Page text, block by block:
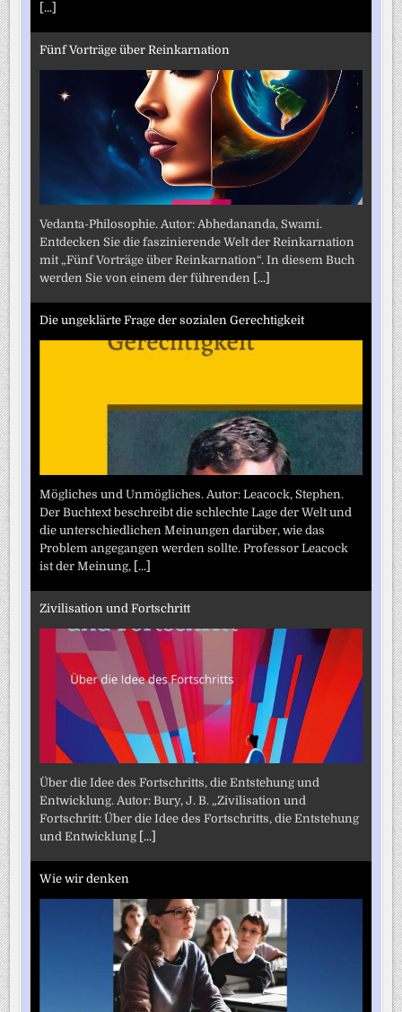
[...]
Fünf Vorträge über Reinkarnation
Vedanta-Philosophie. Autor: Abhedananda, Swami.
Entdecken Sie die faszinierende Welt der Reinkarnation
mit „Fünf Vorträge über Reinkarnation“. In diesem Buch
werden Sie von einem der führenden [...]
Die ungeklärte Frage der sozialen Gerechtigkeit
Mögliches und Unmögliches. Autor: Leacock, Stephen.
Der Buchtext beschreibt die schlechte Lage der Welt und
die unterschiedlichen Meinungen darüber, wie das
Problem angegangen werden sollte. Professor Leacock
ist der Meinung, [...]
Zivilisation und Fortschritt
Über die Idee des Fortschritts, die Entstehung und
Entwicklung. Autor: Bury, J. B. „Zivilisation und
Fortschritt: Über die Idee des Fortschritts, die Entstehung
und Entwicklung [...]
Wie wir denken